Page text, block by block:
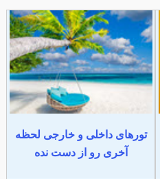
تورهای داخلی و خارجی لحظه
آخری رو از دست نده